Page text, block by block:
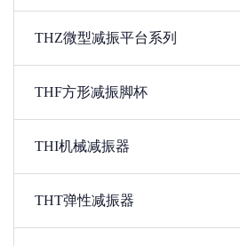
THZ微型减振平台系列
THF方形减振脚杯
THI机械减振器
THT弹性减振器